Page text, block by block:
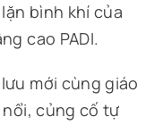
bình khí của
cao PADI.
mới cùng giáo
nổi, củng cố tự